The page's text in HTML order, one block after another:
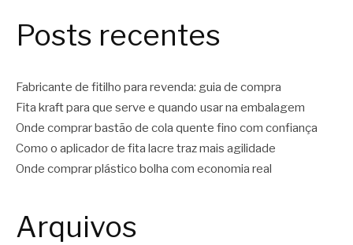
Posts recentes
Fabricante de fitilho para revenda: guia de compra
Fita kraft para que serve e quando usar na embalagem
Onde comprar bastão de cola quente fino com confiança
Como o aplicador de fita lacre traz mais agilidade
Onde comprar plástico bolha com economia real
Arquivos